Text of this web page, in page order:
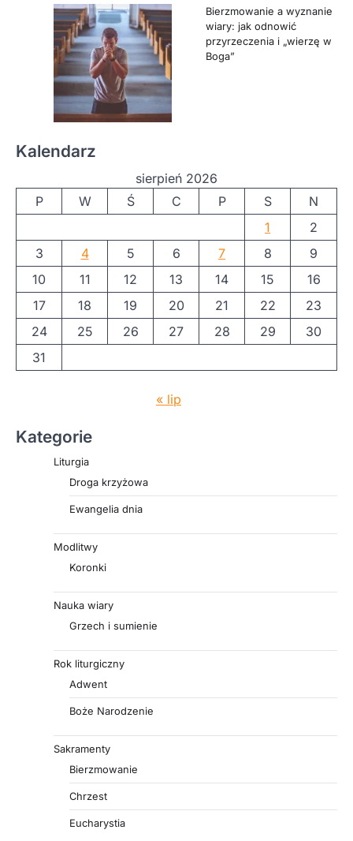
Bierzmowanie a wyznanie
wiary: jak odnowić
przyrzeczenia i „wierzę w
Boga”
Kalendarz
sierpień 2026
P
W Ś C P S
N
1
2
3
4 5 6 7 8
9
10
11 12 13 14 15
16
17
18 19 20 21 22
23
24
25 26 27 28 29
30
31
« lip
Kategorie
Liturgia
Droga krzyżowa
Ewangelia dnia
Modlitwy
Koronki
Nauka wiary
Grzech i sumienie
Rok liturgiczny
Adwent
Boże Narodzenie
Sakramenty
Bierzmowanie
Chrzest
Eucharystia